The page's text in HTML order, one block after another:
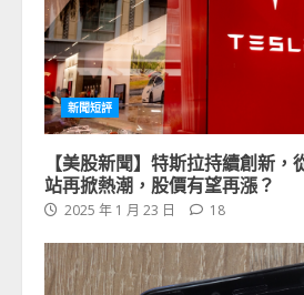
新聞短評
【美股新聞】特斯拉持續創新，
站再掀熱潮，股價有望再漲？
2025 年 1 月 23 日 18